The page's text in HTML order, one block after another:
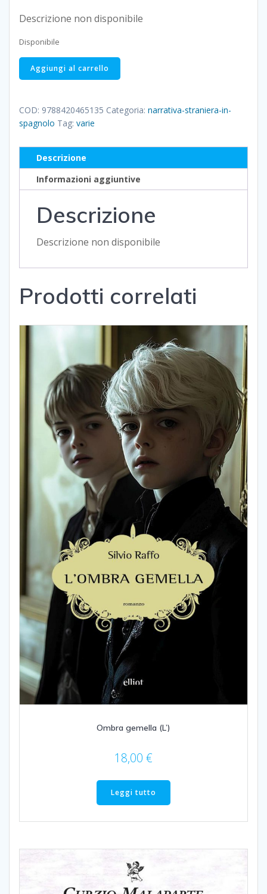
Descrizione non disponibile
Disponibile
SANTA
EVITA
Aggiungi al carrello
COD: 9788420465135 Categoria: narrativa-straniera-in-
spagnolo Tag: varie
Descrizione
Informazioni aggiuntive
Descrizione
Descrizione non disponibile
Prodotti correlati
Ombra gemella (L’)
18,00 €
Leggi tutto